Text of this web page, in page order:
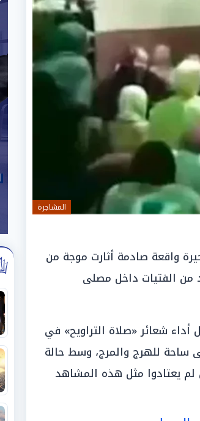
المشاجرة
واقعة صادمة أثارت موجة من
من الفتيات داخل مصلى
أداء شعائر «صلاة التراويح» في
ساحة للهرج والمرج، وسط حالة
لم يعتادوا مثل هذه المشاهد